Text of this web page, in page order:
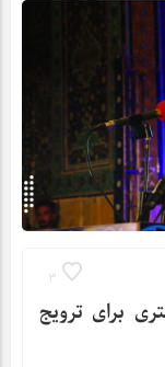
3
برای ترویج